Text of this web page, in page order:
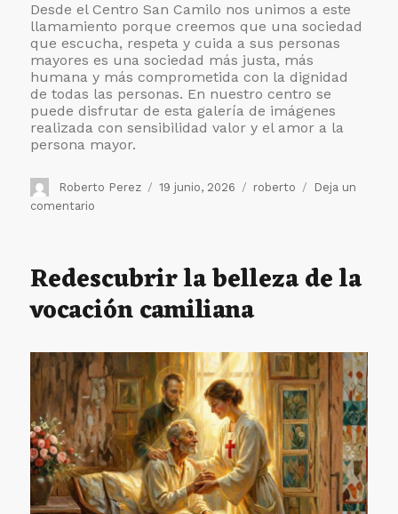
Desde el Centro San Camilo nos unimos a este
llamamiento porque creemos que una sociedad
que escucha, respeta y cuida a sus personas
mayores es una sociedad más justa, más
humana y más comprometida con la dignidad
de todas las personas. En nuestro centro se
puede disfrutar de esta galería de imágenes
realizada con sensibilidad valor y el amor a la
persona mayor.
Autor
Roberto Perez
Publicado
19 junio, 2026 Etiquetas
roberto
Deja un
comentario
derechos”
Redescubrir la belleza de la
vocación camiliana